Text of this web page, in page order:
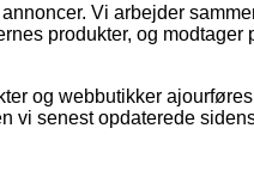
Vi arbejder
produkter, og
og webbutikker
vi senest opdaterede